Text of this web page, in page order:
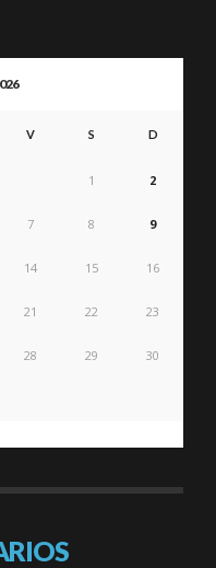
V S D
1 2
7 8 9
14 15 16
21 22 23
28 29 30